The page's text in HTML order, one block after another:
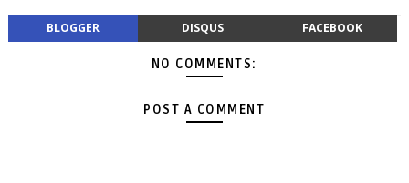
BLOGGER DISQUS FACEBOOK
NO COMMENTS:
POST A COMMENT